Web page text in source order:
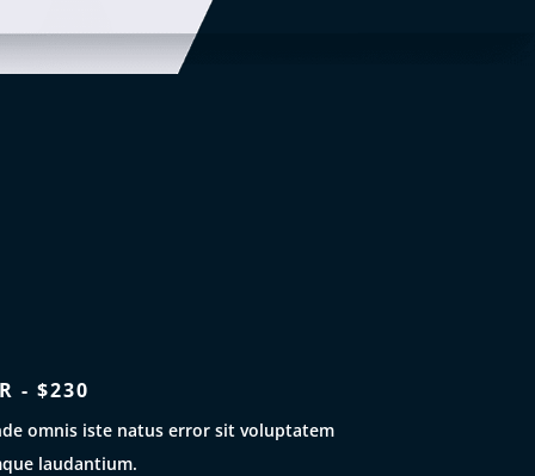
- $230
omnis iste natus error sit voluptatem
laudantium.